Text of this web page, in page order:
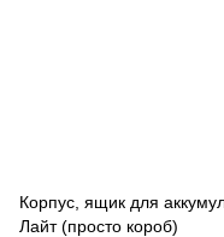
Корпус, ящик для
Лайт (просто короб)